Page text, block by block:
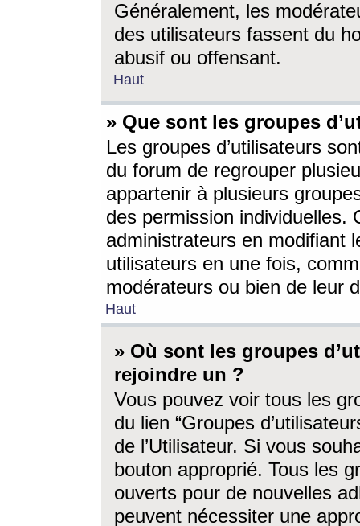
Généralement, les
des utilisateurs fassent du
abusif ou offensant.
Haut
» Que sont les groupes
Les groupes d’utilisateurs
du forum de regrouper
appartenir à plusieurs
des permission individuelles.
administrateurs en modifiant
utilisateurs en une fois,
modérateurs ou bien de leur
Haut
» Où sont les groupes
rejoindre un ?
Vous pouvez voir tous les
du lien “Groupes
de l’Utilisateur. Si vous
bouton approprié. Tous les
ouverts pour de nouvelles
peuvent nécessiter une